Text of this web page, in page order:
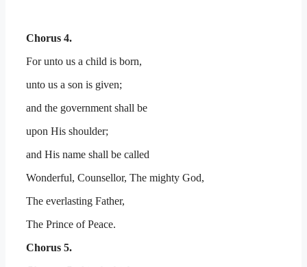
Chorus 4.
For unto us a child is born,
unto us a son is given;
and the government shall be
upon His shoulder;
and His name shall be called
Wonderful, Counsellor, The mighty God,
The everlasting Father,
The Prince of Peace.
Chorus 5.